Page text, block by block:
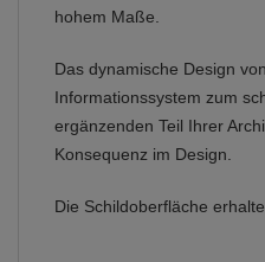
hohem Maße.
Das dynamische Design
Informationssystem zum
ergänzenden Teil Ihrer
Konsequenz im Design.
Die Schildoberfläche